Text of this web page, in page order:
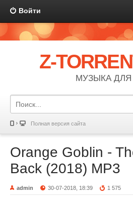
Войти
Z-
МУЗЫКА ДЛЯ
Полная версия сайта
Orange Goblin -
Back (2018) MP3
admin 30-07-2018, 18:39 1 575